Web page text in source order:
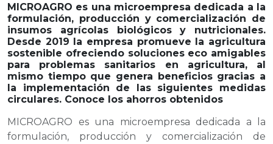
MICROAGRO es una microempresa dedicada a la
formulación, producción y comercialización de
insumos agrícolas biológicos y nutricionales.
Desde 2019 la empresa promueve la agricultura
sostenible ofreciendo soluciones eco amigables
para problemas sanitarios en agricultura, al
mismo tiempo que genera beneficios gracias a
la implementación de las siguientes medidas
circulares. Conoce los ahorros obtenidos
MICROAGRO es una microempresa dedicada a la
formulación, producción y comercialización de